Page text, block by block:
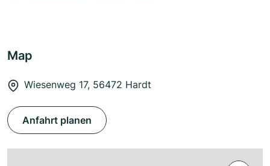
Map
Wiesenweg 17, 56472 Hardt
Anfahrt planen